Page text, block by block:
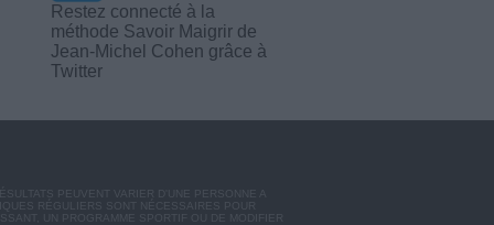
Restez connecté à la
méthode Savoir Maigrir de
Jean-Michel Cohen grâce à
Twitter
PEUVENT VARIER D'UNE PERSONNE A
RÉGULIERS SONT NÉCESSAIRES POUR
UN PROGRAMME SPORTIF OU DE MODIFIER